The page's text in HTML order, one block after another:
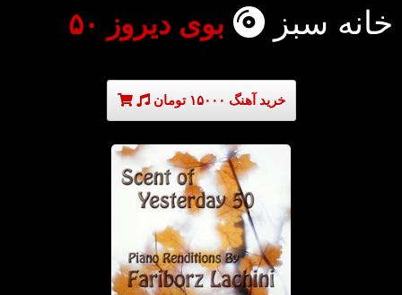
خانه سبز بوی دیروز ۵۰
خرید آهنگ ۱۵۰۰۰ تومان